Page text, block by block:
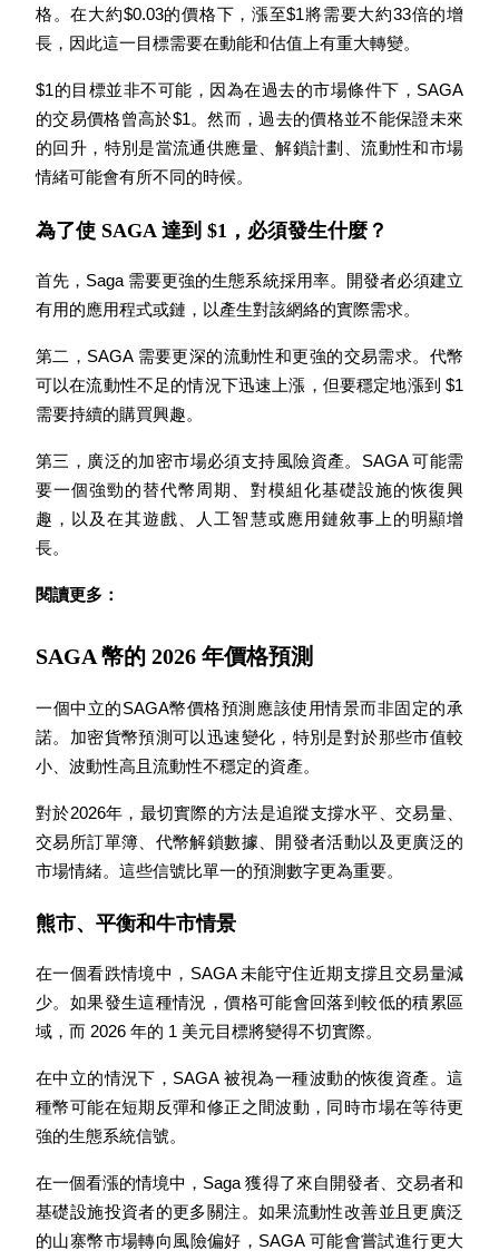
增值寶
使您的資產穩定增值
機槍池
一鍵質押鎖定高收益
Launchpool
活期質押獲得熱門資產
鎖倉BTR
輕鬆獲得多重福利
借貸寶
借貸數字貨幣，及時且安全的服務
格。在大約$0.03的價格下，漲至$1將需要大約33倍的增
長，因此這一目標需要在動能和估值上有重大轉變。
$1的目標並非不可能，因為在過去的市場條件下，SAGA
的交易價格曾高於$1。然而，過去的價格並不能保證未來
的回升，特別是當流通供應量、解鎖計劃、流動性和市場
情緒可能會有所不同的時候。
為了使 SAGA 達到 $1，必須發生什麼？
首先，Saga 需要更強的生態系統採用率。開發者必須建立
有用的應用程式或鏈，以產生對該網絡的實際需求。
第二，SAGA 需要更深的流動性和更強的交易需求。代幣
可以在流動性不足的情況下迅速上漲，但要穩定地漲到 $1
需要持續的購買興趣。
第三，廣泛的加密市場必須支持風險資產。SAGA 可能需
要一個強勁的替代幣周期、對模組化基礎設施的恢復興
趣，以及在其遊戲、人工智慧或應用鏈敘事上的明顯增
長。
閱讀更多：
SAGA 幣的 2026 年價格預測
一個中立的SAGA幣價格預測應該使用情景而非固定的承
諾。加密貨幣預測可以迅速變化，特別是對於那些市值較
小、波動性高且流動性不穩定的資產。
對於2026年，最切實際的方法是追蹤支撐水平、交易量、
交易所訂單簿、代幣解鎖數據、開發者活動以及更廣泛的
市場情緒。這些信號比單一的預測數字更為重要。
熊市、平衡和牛市情景
在一個看跌情境中，SAGA 未能守住近期支撐且交易量減
少。如果發生這種情況，價格可能會回落到較低的積累區
域，而 2026 年的 1 美元目標將變得不切實際。
在中立的情況下，SAGA 被視為一種波動的恢復資產。這
種幣可能在短期反彈和修正之間波動，同時市場在等待更
強的生態系統信號。
在一個看漲的情境中，Saga 獲得了來自開發者、交易者和
基礎設施投資者的更多關注。如果流動性改善並且更廣泛
的山寨幣市場轉向風險偏好，SAGA 可能會嘗試進行更大